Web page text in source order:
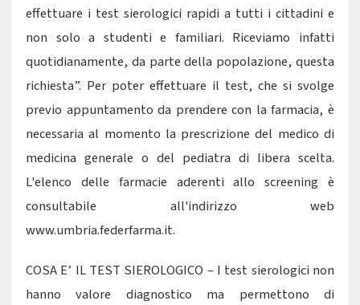
effettuare i test sierologici rapidi a tutti i cittadini e
non solo a studenti e familiari. Riceviamo infatti
quotidianamente, da parte della popolazione, questa
richiesta”. Per poter effettuare il test, che si svolge
previo appuntamento da prendere con la farmacia, è
necessaria al momento la prescrizione del medico di
medicina generale o del pediatra di libera scelta.
L'elenco delle farmacie aderenti allo screening è
consultabile all'indirizzo web
www.umbria.federfarma.it.
COSA E’ IL TEST SIEROLOGICO – I test sierologici non
hanno valore diagnostico ma permettono di